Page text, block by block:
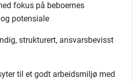
fokus på beboernes
potensiale
strukturert, ansvarsbevisst
til et godt arbeidsmiljø med